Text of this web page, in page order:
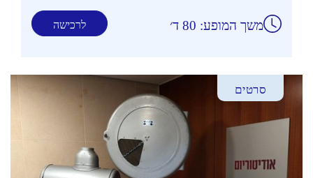
לרכישה משך המופע: 80 ד׳
סרטים